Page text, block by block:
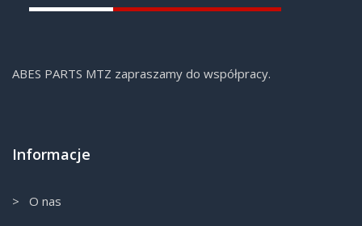
ABES PARTS MTZ zapraszamy do współpracy.
Informacje
> O nas